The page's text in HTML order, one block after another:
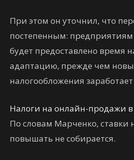
При этом он уточнил, что
постепенным:
будет предоставлено время
адаптацию, прежде чем
налогообложения
Налоги на онлайн-продажи
По словам Марченко, ставки
повышать не собирается.